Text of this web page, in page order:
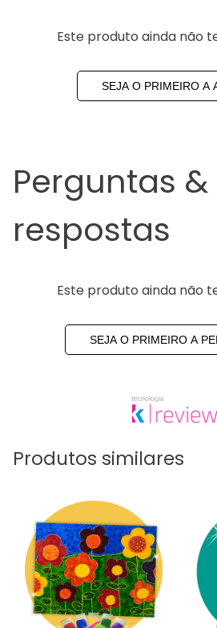
Este produto ainda não
SEJA O PRIMEIRO A
Perguntas &
respostas
Este produto ainda não
SEJA O PRIMEIRO A
Produtos similares